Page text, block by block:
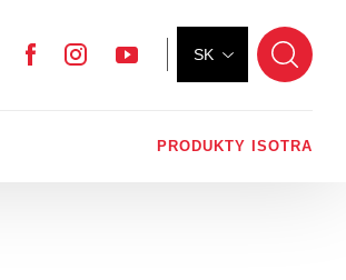
SK
YouTube
Instagram
Facebook
PRODUKTY ISOTRA